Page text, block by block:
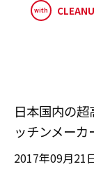
with
日本国内の
ッチンメーカ
2017年09月21